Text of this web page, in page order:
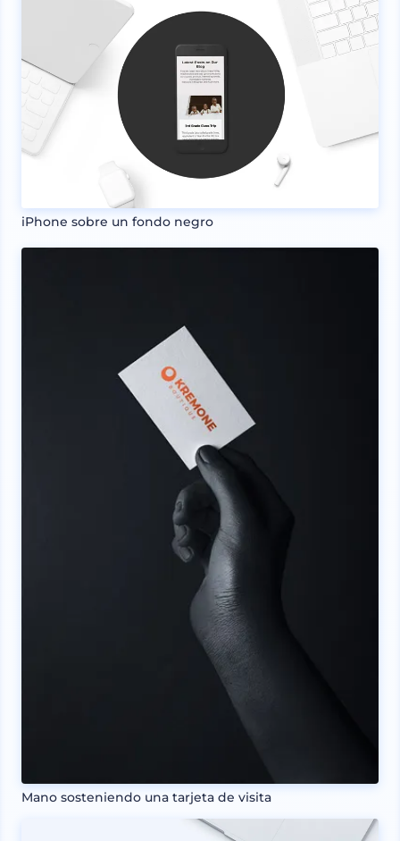
iPhone sobre un fondo negro
Mano sosteniendo una tarjeta de visita